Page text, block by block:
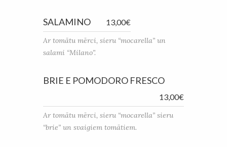
SALAMINO 13,00€
Ar tomātu mērci, sieru “mocarella” un
salami “Milano”.
BRIE E POMODORO FRESCO
13,00€
Ar tomātu mērci, sieru “mocarella” sieru
“brie” un svaigiem tomātiem.